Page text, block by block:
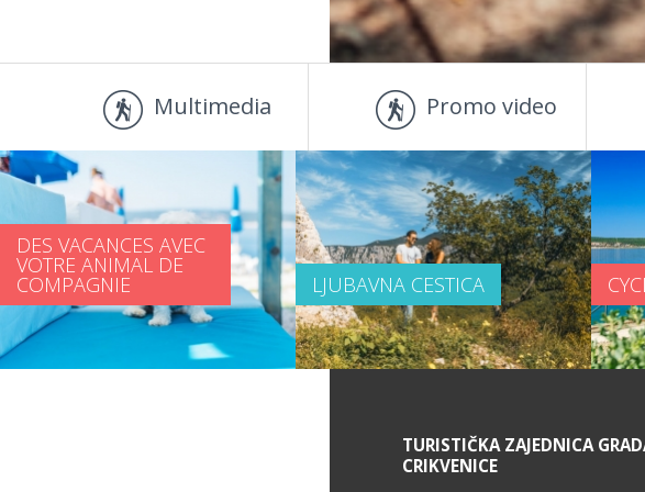
Multimedia Promo video
DES VACANCES AVEC
VOTRE ANIMAL DE
COMPAGNIE LJUBAVNA CESTICA
TURISTIČKA ZAJEDNICA
CRIKVENICE